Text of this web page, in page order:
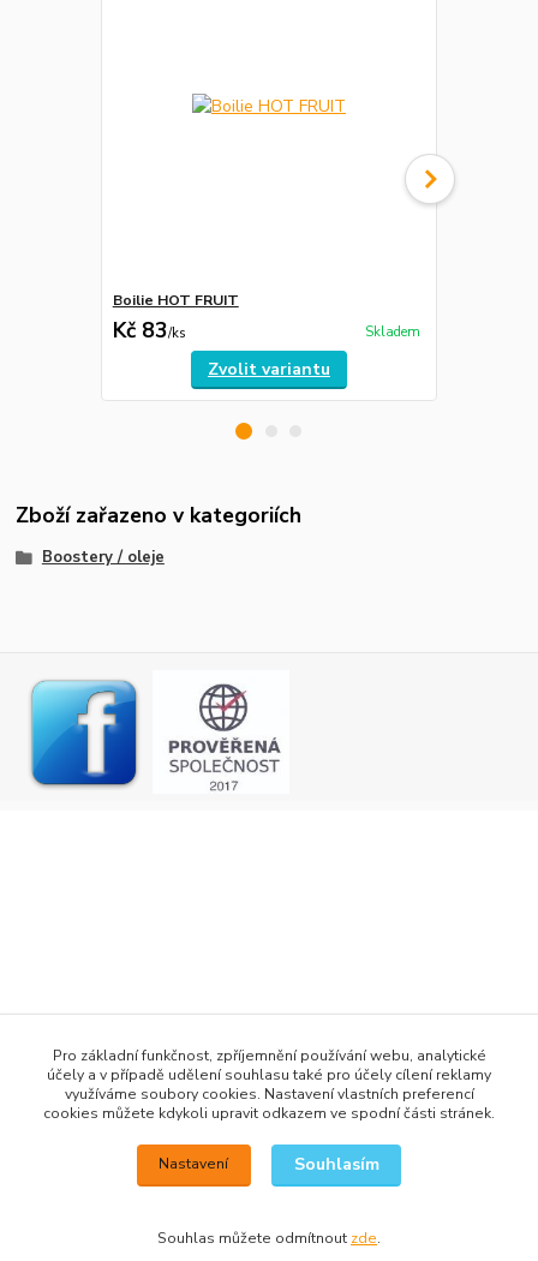
Boilie HOT FRUIT
Kč 83/ks Skladem
Zvolit variantu
Zboží zařazeno v kategoriích
Boostery / oleje
info@h2obaits.cz
Pro základní funkčnost, zpříjemnění používání webu, analytické
účely a v případě udělení souhlasu také pro účely cílení reklamy
využíváme soubory cookies. Nastavení vlastních preferencí
cookies můžete kdykoli upravit odkazem ve spodní části stránek.
Nastavení Souhlasím
Souhlas můžete odmítnout zde.